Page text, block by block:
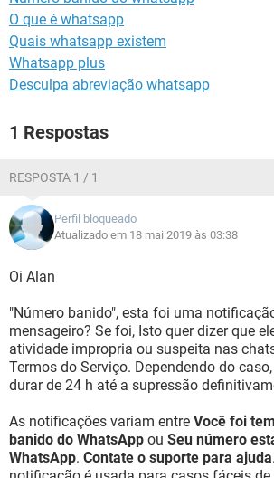
O que é whatsapp
Quais whatsapp existem
Whatsapp plus
Desculpa abreviação whatsapp
1 Respostas
RESPOSTA 1 / 1
Perfil bloqueado
Atualizado em 18 mai 2019 às 03:38
Oi Alan
"Número banido", esta foi uma
mensageiro? Se foi, Isto quer dizer que
atividade impropria ou suspeita nas
Termos do Serviço. Dependendo do
durar de 24 h até a supressão
As notificações variam entre Você foi
banido do WhatsApp ou Seu número
WhatsApp. Contate o suporte para ajuda